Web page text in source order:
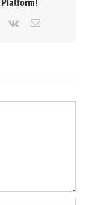
Platform!
Pinterest
Vk
Correo